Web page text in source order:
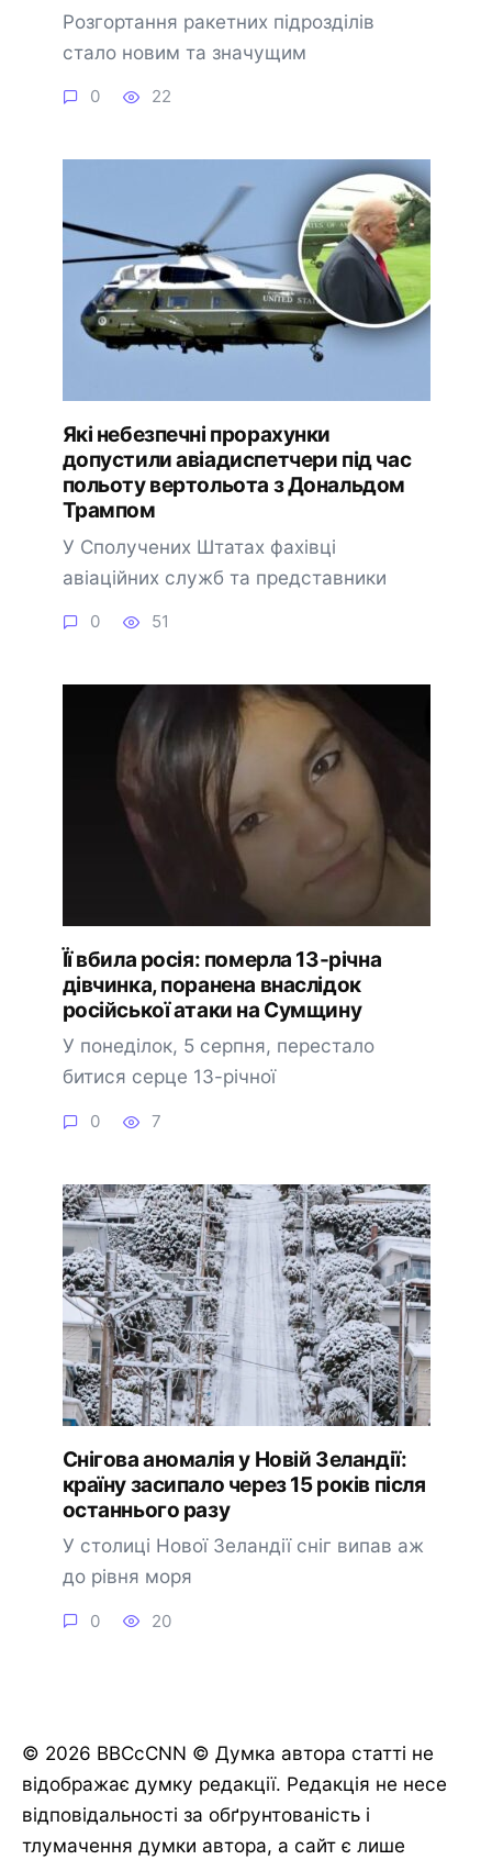
Розгортання ракетних підрозділів
стало новим та значущим
0 22
Які небезпечні прорахунки
допустили авіадиспетчери під час
польоту вертольота з Дональдом
Трампом
У Сполучених Штатах фахівці
авіаційних служб та представники
0 51
Її вбила росія: померла 13-річна
дівчинка, поранена внаслідок
російської атаки на Сумщину
У понеділок, 5 серпня, перестало
битися серце 13-річної
0 7
Снігова аномалія у Новій Зеландії:
країну засипало через 15 років після
останнього разу
У столиці Нової Зеландії сніг випав аж
до рівня моря
0 20
© 2026 BBCcCNN © Думка автора статті не
відображає думку редакції. Редакція не несе
відповідальності за обґрунтованість і
тлумачення думки автора, а сайт є лише